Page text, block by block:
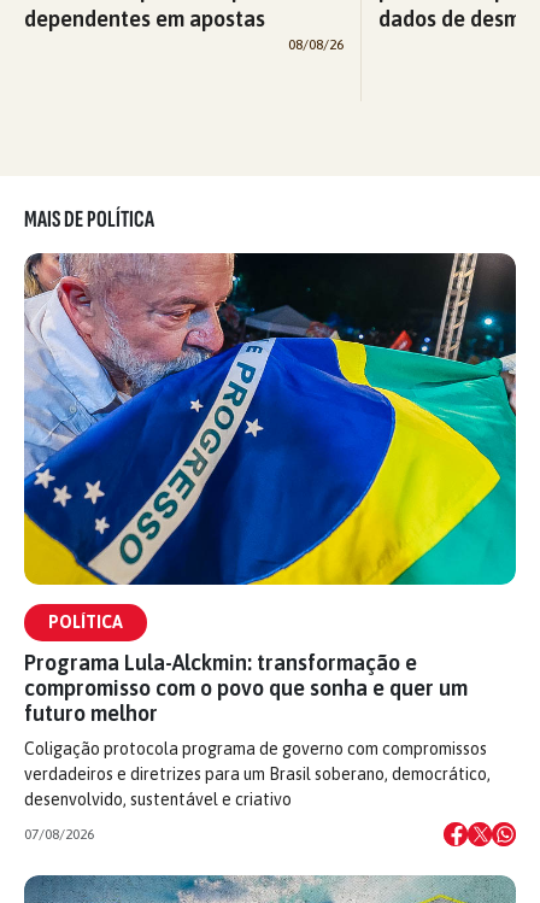
dependentes em apostas
08/08/26
dados de
MAIS DE POLÍTICA
POLÍTICA
Programa Lula-Alckmin: transformação e
compromisso com o povo que sonha e quer um
futuro melhor
Coligação protocola programa de governo com compromissos
verdadeiros e diretrizes para um Brasil soberano, democrático,
desenvolvido, sustentável e criativo
07/08/2026